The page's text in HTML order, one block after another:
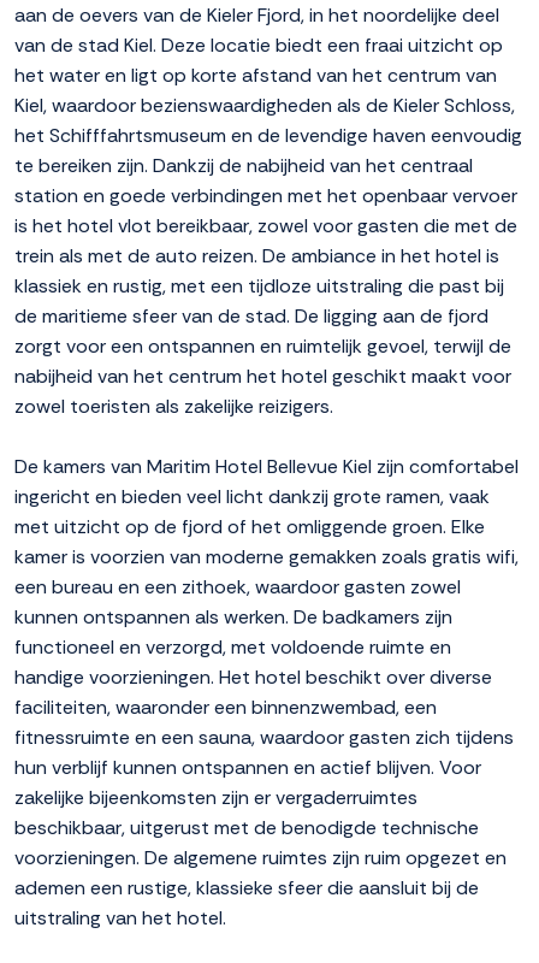
aan de oevers van de Kieler Fjord, in het noordelijke deel
van de stad Kiel. Deze locatie biedt een fraai uitzicht op
het water en ligt op korte afstand van het centrum van
Kiel, waardoor bezienswaardigheden als de Kieler Schloss,
het Schifffahrtsmuseum en de levendige haven eenvoudig
te bereiken zijn. Dankzij de nabijheid van het centraal
station en goede verbindingen met het openbaar vervoer
is het hotel vlot bereikbaar, zowel voor gasten die met de
trein als met de auto reizen. De ambiance in het hotel is
klassiek en rustig, met een tijdloze uitstraling die past bij
de maritieme sfeer van de stad. De ligging aan de fjord
zorgt voor een ontspannen en ruimtelijk gevoel, terwijl de
nabijheid van het centrum het hotel geschikt maakt voor
zowel toeristen als zakelijke reizigers.
De kamers van Maritim Hotel Bellevue Kiel zijn comfortabel
ingericht en bieden veel licht dankzij grote ramen, vaak
met uitzicht op de fjord of het omliggende groen. Elke
kamer is voorzien van moderne gemakken zoals gratis wifi,
een bureau en een zithoek, waardoor gasten zowel
kunnen ontspannen als werken. De badkamers zijn
functioneel en verzorgd, met voldoende ruimte en
handige voorzieningen. Het hotel beschikt over diverse
faciliteiten, waaronder een binnenzwembad, een
fitnessruimte en een sauna, waardoor gasten zich tijdens
hun verblijf kunnen ontspannen en actief blijven. Voor
zakelijke bijeenkomsten zijn er vergaderruimtes
beschikbaar, uitgerust met de benodigde technische
voorzieningen. De algemene ruimtes zijn ruim opgezet en
ademen een rustige, klassieke sfeer die aansluit bij de
uitstraling van het hotel.